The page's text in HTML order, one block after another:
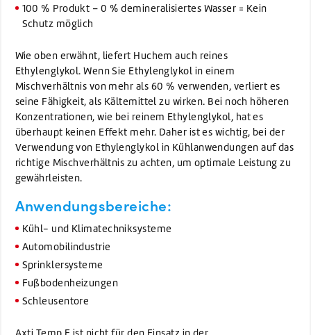
100 % Produkt – 0 % demineralisiertes Wasser = Kein
Schutz möglich
Wie oben erwähnt, liefert Huchem auch reines
Ethylenglykol. Wenn Sie Ethylenglykol in einem
Mischverhältnis von mehr als 60 % verwenden, verliert es
seine Fähigkeit, als Kältemittel zu wirken. Bei noch höheren
Konzentrationen, wie bei reinem Ethylenglykol, hat es
überhaupt keinen Effekt mehr. Daher ist es wichtig, bei der
Verwendung von Ethylenglykol in Kühlanwendungen auf das
richtige Mischverhältnis zu achten, um optimale Leistung zu
gewährleisten.
Anwendungsbereiche:
Kühl- und Klimatechniksysteme
Automobilindustrie
Sprinklersysteme
Fußbodenheizungen
Schleusentore